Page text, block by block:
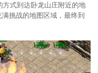
式到达卧龙山庄附近的地
挑战的地图区域，最终到